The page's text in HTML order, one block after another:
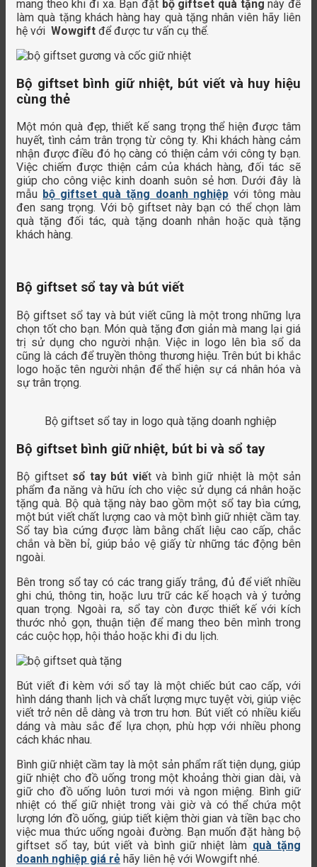
mang theo khi đi xa. Bạn đặt bộ giftset quà tặng này để
làm quà tặng khách hàng hay quà tặng nhân viên hãy liên
hệ với Wowgift để được tư vấn cụ thể.
Bộ giftset bình giữ nhiệt, bút viết và huy hiệu
cùng thẻ
Một món quà đẹp, thiết kế sang trọng thể hiện được tâm
huyết, tình cảm trân trọng từ công ty. Khi khách hàng cảm
nhận được điều đó họ càng có thiện cảm với công ty bạn.
Việc chiếm được thiện cảm của khách hàng, đối tác sẽ
giúp cho công việc kinh doanh suôn sẻ hơn. Dưới đây là
mẫu bộ giftset quà tặng doanh nghiệpvới tông màu
đen sang trọng. Với bộ giftset này bạn có thể chọn làm
quà tặng đối tác, quà tặng doanh nhân hoặc quà tặng
khách hàng.
Bộ giftset sổ tay và bút viết
Bộ giftset sổ tay và bút viết cũng là một trong những lựa
chọn tốt cho bạn. Món quà tặng đơn giản mà mang lại giá
trị sử dụng cho người nhận. Việc in logo lên bìa sổ da
cũng là cách để truyền thông thương hiệu. Trên bút bi khắc
logo hoặc tên người nhận để thể hiện sự cá nhân hóa và
sự trân trọng.
Bộ giftset sổ tay in logo quà tặng doanh nghiệp
Bộ giftset bình giữ nhiệt, bút bi và sổ tay
Bộ giftset sổ tay bút viết và bình giữ nhiệt là một sản
phẩm đa năng và hữu ích cho việc sử dụng cá nhân hoặc
tặng quà. Bộ quà tặng này bao gồm một sổ tay bìa cứng,
một bút viết chất lượng cao và một bình giữ nhiệt cầm tay.
Sổ tay bìa cứng được làm bằng chất liệu cao cấp, chắc
chắn và bền bỉ, giúp bảo vệ giấy từ những tác động bên
ngoài.
Bên trong sổ tay có các trang giấy trắng, đủ để viết nhiều
ghi chú, thông tin, hoặc lưu trữ các kế hoạch và ý tưởng
quan trọng. Ngoài ra, sổ tay còn được thiết kế với kích
thước nhỏ gọn, thuận tiện để mang theo bên mình trong
các cuộc họp, hội thảo hoặc khi đi du lịch.
Bút viết đi kèm với sổ tay là một chiếc bút cao cấp, với
hình dáng thanh lịch và chất lượng mực tuyệt vời, giúp việc
viết trở nên dễ dàng và trơn tru hơn. Bút viết có nhiều kiểu
dáng và màu sắc để lựa chọn, phù hợp với nhiều phong
cách khác nhau.
Bình giữ nhiệt cầm tay là một sản phẩm rất tiện dụng, giúp
giữ nhiệt cho đồ uống trong một khoảng thời gian dài, và
giữ cho đồ uống luôn tươi mới và ngon miệng. Bình giữ
nhiệt có thể giữ nhiệt trong vài giờ và có thể chứa một
lượng lớn đồ uống, giúp tiết kiệm thời gian và tiền bạc cho
việc mua thức uống ngoài đường. Bạn muốn đặt hàng bộ
giftset sổ tay, bút viết và bình giữ nhiệt làm quà tặng
doanh nghiệp giá rẻ hãy liên hệ với Wowgift nhé.